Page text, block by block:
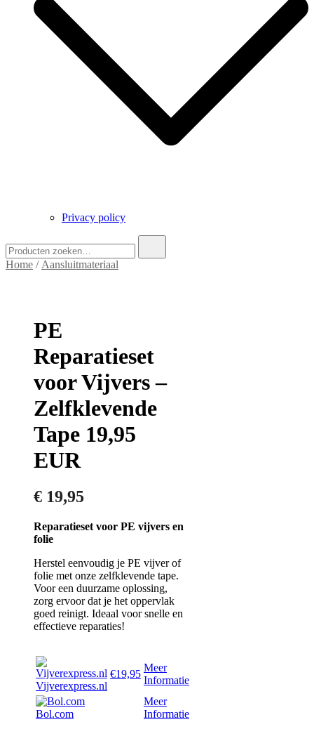
Privacy policy
naar:
Home / Aansluitmateriaal
PE
Reparatieset
voor Vijvers –
Zelfklevende
Tape 19,95
EUR
€ 19,95
Reparatieset voor PE vijvers en
folie
Herstel eenvoudig je PE vijver of
folie met onze zelfklevende tape.
Voor een duurzame oplossing,
zorg ervoor dat je het oppervlak
goed reinigt. Ideaal voor snelle en
effectieve reparaties!
Vijverexpress.nl
€19,95
Meer
Informatie
Bol.com
Meer
Informatie